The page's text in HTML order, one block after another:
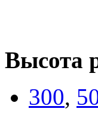
Высота
300,